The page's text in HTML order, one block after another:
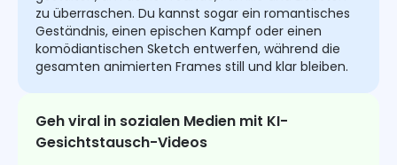
zu überraschen. Du kannst sogar ein romantisches
Geständnis, einen epischen Kampf oder einen
komödiantischen Sketch entwerfen, während die
gesamten animierten Frames still und klar bleiben.
Geh viral in sozialen Medien mit KI-
Gesichtstausch-Videos